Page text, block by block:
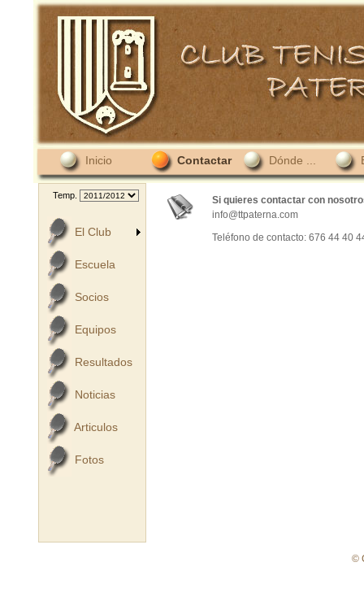
Inicio Contactar Dónde ...
Temp.
El Club
Escuela
Socios
Equipos
Resultados
Noticias
Articulos
Fotos
Si quieres contactar con
info@ttpaterna.com
Teléfono de contacto: 676 44 40
©